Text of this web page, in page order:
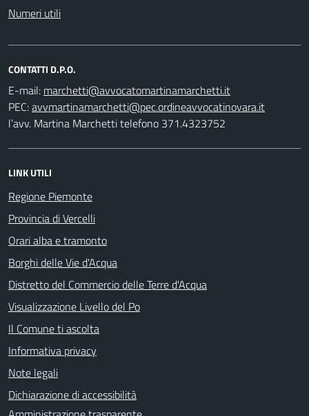
Numeri utili
CONTATTI D.P.O.
E-mail:
PEC:
l’avv. Martina Marchetti telefono 371.4323752
LINK UTILI
Regione Piemonte
Provincia di Vercelli
Orari alba e tramonto
Borghi delle Vie d'Acqua
Distretto del Commercio delle Terre d'Acqua
Visualizzazione Livello del Po
Il Comune ti ascolta
Informativa privacy
Note legali
Dichiarazione di accessibilità